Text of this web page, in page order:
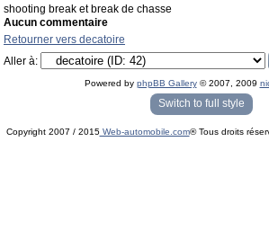
shooting break et break de chasse
Aucun commentaire
Retourner vers decatoire
Aller à:
Powered by phpBB Gallery© 2007, 2009
« phpBB Gallery » - Traduction française par
darky
Switch to full style
Copyright 2007 / 2015Web-automobile.com® Tous droits